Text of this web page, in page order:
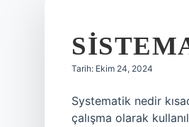
Tarih: Ekim 24, 2024
Systematik nedir
çalışma olarak